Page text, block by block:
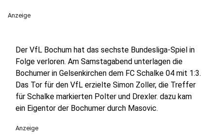
Anzeige
Der VfL Bochum hat das sechste Bundesliga-Spiel in
Folge verloren. Am Samstagabend unterlagen die
Bochumer in Gelsenkirchen dem FC Schalke 04 mit 1:3.
Das Tor für den VfL erzielte Simon Zoller, die Treffer
für Schalke markierten Polter und Drexler. dazu kam
ein Eigentor der Bochumer durch Masovic.
Anzeige